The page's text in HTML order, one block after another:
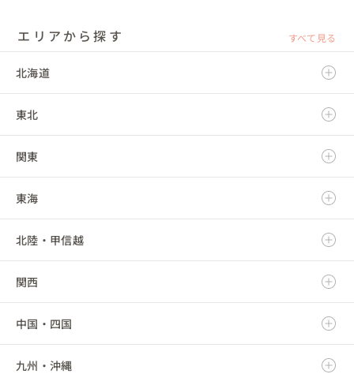
エリアから探す すべて見る
北海道
北海道
東北
青森県
岩手県
宮城県
秋田県
山形県
福島県
関東
茨城県
栃木県
群馬県
埼玉県
千葉県
東海
岐阜県
静岡県
愛知県
三重県
北陸・甲信越
新潟県
富山県
石川県
関西
滋賀県
京都府
中国・四国
鳥取県
九州・沖縄